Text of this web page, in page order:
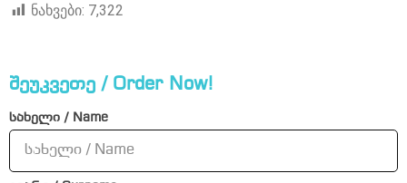
ნახვები: 7,322
შეუკვეთე / Order Now!
სახელი / Name